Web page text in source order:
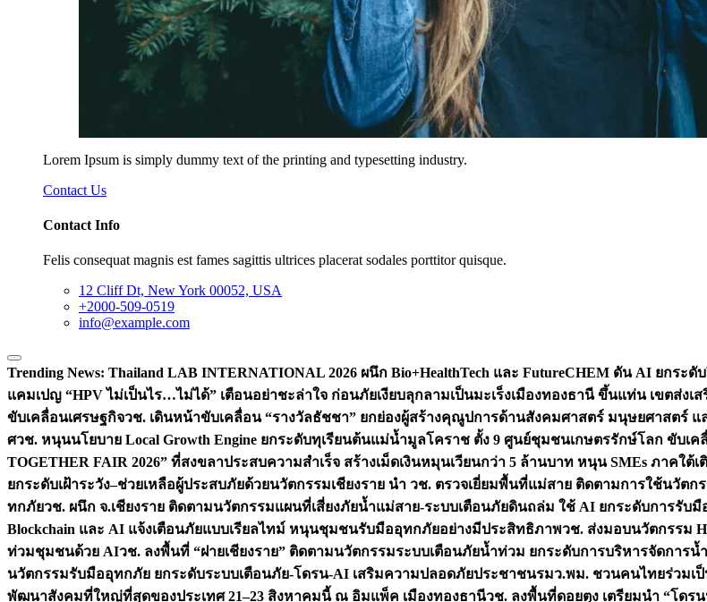
Lorem Ipsum is simply dummy text of the printing and typesetting industry.
Contact Us
Contact Info
Felis consequat magnis est fames sagittis ultrices placerat sodales porttitor quisque.
12 Cliff Dt, New York 00052, USA
+2000-509-0519
info@example.com
Trending News: Thailand LAB INTERNATIONAL 2026 ผนึก Bio+HealthTech และ FutureCHEM ดัน AI ยกร
แคมเปญ “HPV ไม่เป็นไร…ไม่ได้” เตือนอย่าชะล่าใจ ก่อนภัยเงียบลุกลามเป็นมะเร็งเมืองทองธานี ขึ้นแท่น เขตส่งเ
ขับเคลื่อนเศรษฐกิจวช. เดินหน้าขับเคลื่อน “รางวัลธัชชา” ยกย่องผู้สร้างคุณูปการด้านสังคมศาสตร์ มนุษยศาสตร์
ศวช. หนุนนโยบาย Local Growth Engine ยกระดับทุเรียนต้นแม่น้ำมูลโคราช ตั้ง 9 ศูนย์ชุมชนเกษตรรักษ์โลก ขับเ
TOGETHER FAIR 2026” ที่สงขลาประสบความสำเร็จ สร้างเม็ดเงินหมุนเวียนกว่า 5 ล้านบาท หนุน SMEs ภาคใต้เ
ยกระดับเฝ้าระวัง–ช่วยเหลือผู้ประสบภัยด้วยนวัตกรรมเชียงราย นำ วช. ตรวจเยี่ยมพื้นที่แม่สาย ติดตามการใช้นวัต
ทกภัยวช. ผนึก จ.เชียงราย ติดตามนวัตกรรมแผนที่เสี่ยงภัยน้ำแม่สาย-ระบบเตือนภัยดินถล่ม ใช้ AI ยกระดับการรับ
Blockchain และ AI แจ้งเตือนภัยแบบเรียลไทม์ หนุนชุมชนรับมืออุทกภัยอย่างมีประสิทธิภาพวช. ส่งมอบนวัตกรรม
ท่วมชุมชนด้วย AIวช. ลงพื้นที่ “ฝายเชียงราย” ติดตามนวัตกรรมระบบเตือนภัยน้ำท่วม ยกระดับการบริหารจัดการ
นวัตกรรมรับมืออุทกภัย ยกระดับระบบเตือนภัย-โดรน-AI เสริมความปลอดภัยประชาชนรมว.พม. ชวนคนไทยร่วมเป็
พัฒนาสังคมที่ใหญ่ที่สุดของประเทศ 21–23 สิงหาคมนี้ ณ อิมแพ็ค เมืองทองธานีวช. ลงพื้นที่ดอยตุง เตรียมนำ “โด